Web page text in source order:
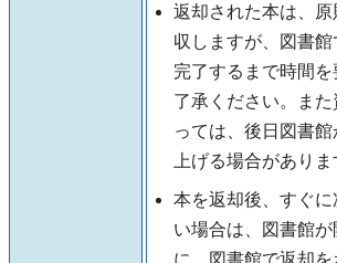
返却された本は、原
収しますが、図書
完了するまで時間
了承ください。また
っては、後日図書
上げる場合がありま
本を返却後、すぐ
い場合は、図書館
に、図書館で返却を